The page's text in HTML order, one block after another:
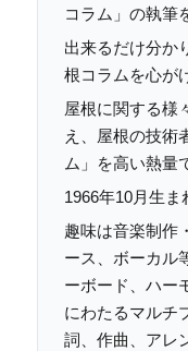
コラム」の執筆
出来るだけ分か
根コラムを心が
屋根に関する様
え、屋根の技術
ム」を高い熱量
1966年10月生ま
趣味は音楽制作
ース、ボーカル
ーボード、ハー
にわたるマルチ
詞、作曲、アレ